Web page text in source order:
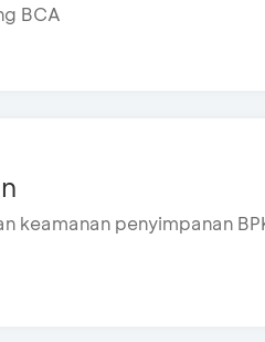
BCA
keamanan penyimpanan